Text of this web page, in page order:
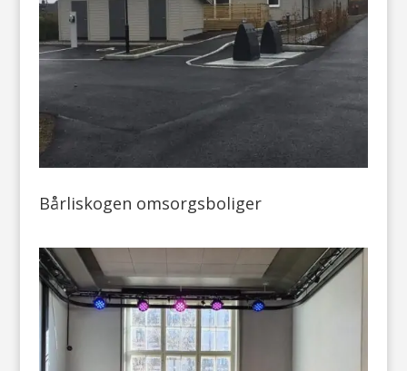
Bårliskogen omsorgsboliger